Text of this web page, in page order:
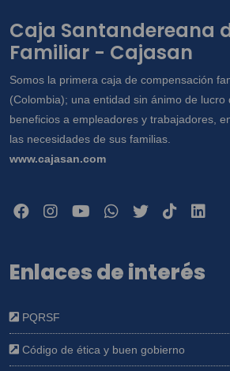
Caja Santandereana
Familiar - Cajasan
Somos la primera caja de compensación
(Colombia); una entidad sin ánimo de lucro
beneficios a empleadores y trabajadores,
las necesidades de sus familias.
www.cajasan.com
Enlaces de interés
PQRSF
Código de ética y buen gobierno